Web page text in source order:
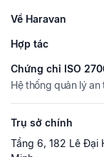
Về Haravan
Hợp tác
Chứng chỉ ISO
Hệ thống quản lý
Trụ sở chính
Tầng 6, 182 Lê Đại